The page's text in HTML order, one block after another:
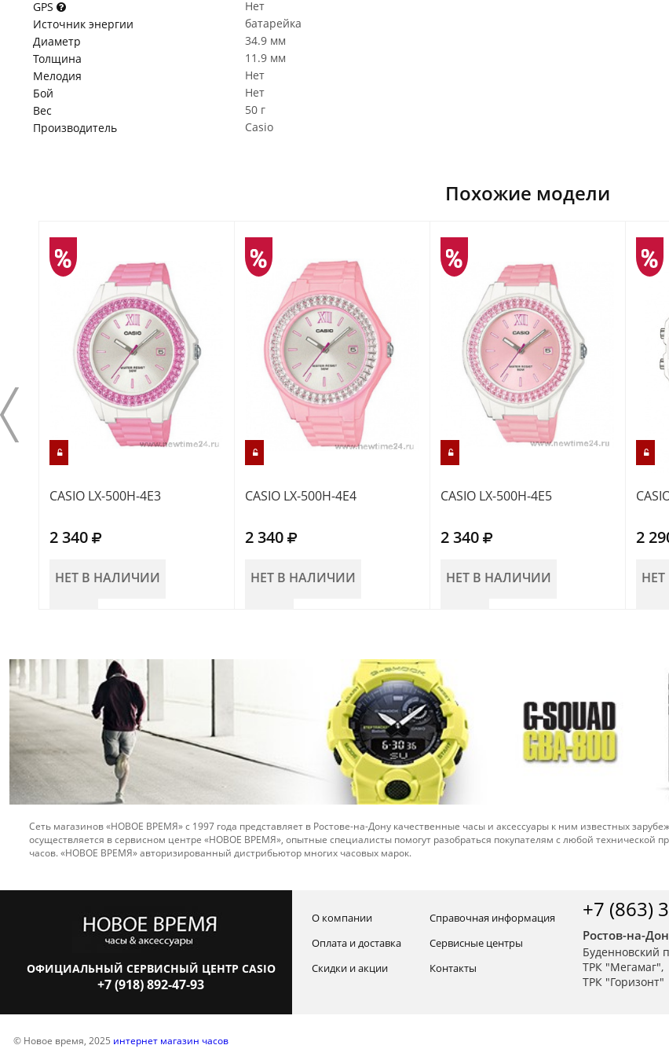
GPS
Нет
Источник энергии
батарейка
Диаметр
34.9 мм
Толщина
11.9 мм
Мелодия
Нет
Бой
Нет
Вес
50 г
Производитель
Casio
Похожие модели
CASIO LX-500H-4E3
2 340
НЕТ В НАЛИЧИИ
CASIO LX-500H-4E4
2 340
НЕТ В НАЛИЧИИ
CASIO LX-500H-4E5
2 340
НЕТ В НАЛИЧИИ
2
Сеть магазинов «НОВОЕ ВРЕМЯ» с 1997 года представляет в Ростове-на-Дону качественные часы и аксессуары к ним известных
осуществляется в сервисном центре «НОВОЕ ВРЕМЯ», опытные специалисты помогут разобраться покупателям с любой
часов. «НОВОЕ ВРЕМЯ» авторизированный дистрибьютор многих часовых марок.
ОФИЦИАЛЬНЫЙ СЕРВИСНЫЙ ЦЕНТР CASIO
+7 (918) 892-47-93
О компании
Оплата и доставка
Скидки и акции
Справочная информация
Сервисные центры
Контакты
+7 (863)
Ростов-на-
Буденновский
ТРК "Мегамаг",
ТРК "Горизонт"
© Новое время, 2025 интернет магазин часов